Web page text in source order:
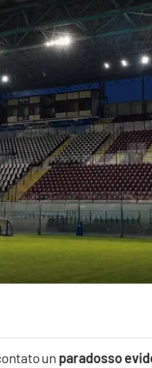
un paradosso